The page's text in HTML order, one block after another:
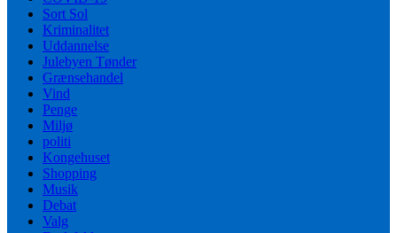
Sort Sol
Kriminalitet
Uddannelse
Julebyen Tønder
Grænsehandel
Vind
Penge
Miljø
politi
Kongehuset
Shopping
Musik
Debat
Valg